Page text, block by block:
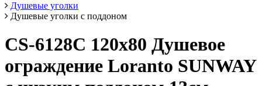
Душевые уголки
Душевые уголки с поддоном
CS-6128C 120х80 Душевое
ограждение Loranto SUNWAY